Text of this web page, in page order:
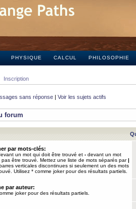
PHYSIQUE CALCUL PHILOSOPHIE
Inscription
sans réponse | Voir les sujets actifs
forum
par mots-clés:
un mot qui doit être trouvé et - devant un mot
être trouvé. Mettez une liste de mots séparés par|
verticales discontinues si seulement un des mots
Utilisez * comme joker pour des résultats partiels.
par auteur:
joker pour des résultats partiels.